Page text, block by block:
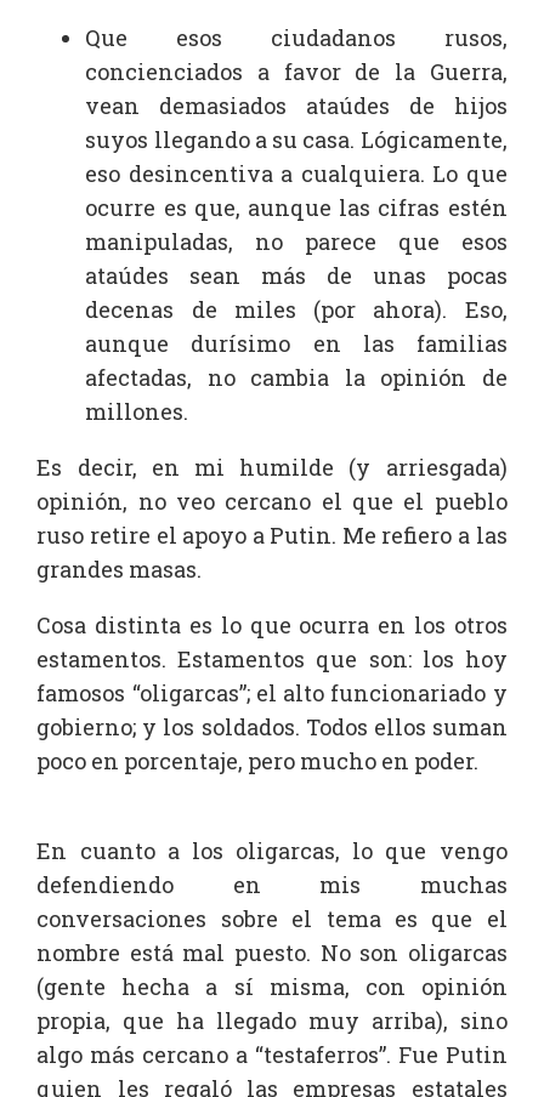
Que esos ciudadanos rusos,
concienciados a favor de la Guerra,
vean demasiados ataúdes de hijos
suyos llegando a su casa. Lógicamente,
eso desincentiva a cualquiera. Lo que
ocurre es que, aunque las cifras estén
manipuladas, no parece que esos
ataúdes sean más de unas pocas
decenas de miles (por ahora). Eso,
aunque durísimo en las familias
afectadas, no cambia la opinión de
millones.
Es decir, en mi humilde (y arriesgada)
opinión, no veo cercano el que el pueblo
ruso retire el apoyo a Putin. Me refiero a las
grandes masas.
Cosa distinta es lo que ocurra en los otros
estamentos. Estamentos que son: los hoy
famosos “oligarcas”; el alto funcionariado y
gobierno; y los soldados. Todos ellos suman
poco en porcentaje, pero mucho en poder.
En cuanto a los oligarcas, lo que vengo
defendiendo en mis muchas
conversaciones sobre el tema es que el
nombre está mal puesto. No son oligarcas
(gente hecha a sí misma, con opinión
propia, que ha llegado muy arriba), sino
algo más cercano a “testaferros”. Fue Putin
quien les regaló las empresas estatales